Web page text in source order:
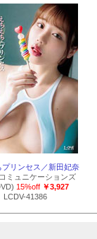
プリンセス／新田妃奈
ミュニケーションズ
15%off ￥3,927
LCDV-41386